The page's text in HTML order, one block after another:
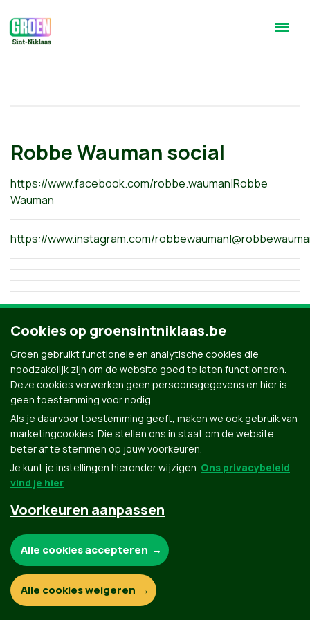
Robbe Wauman social
https://www.facebook.com/robbe.wauman|Robbe
Wauman
https://www.instagram.com/
mailto:robbe.wauman.wa@gmail.com|
Groen.be
© Copyright Groen 2026 | Gemaakt metNationBuilder
Contact
Cookies op groensintniklaas.be
Groen gebruikt functionele en analytische cookies die
noodzakelijk zijn om de website goed te laten functioneren.
Deze cookies verwerken geen persoonsgegevens en hier is
geen toestemming voor nodig.
Als je daarvoor toestemming geeft, maken we ook gebruik van
marketingcookies. Die stellen ons in staat om de website
beter af te stemmen op jouw voorkeuren.
Je kunt je instellingen hieronder wijzigen. Ons privacybeleid
vind je hier.
Voorkeuren aanpassen
Functionele en analytische cookies:
Alle cookies accepteren
Alle cookies weigeren